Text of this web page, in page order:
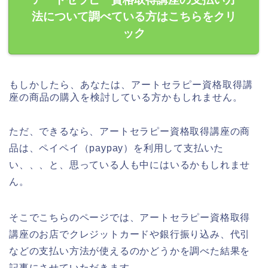
法について調べている方はこちらをクリ
ック
もしかしたら、あなたは、アートセラピー資格取得講
座の商品の購入を検討している方かもしれません。
ただ、できるなら、アートセラピー資格取得講座の商
品は、ペイペイ（paypay）を利用して支払いた
い、、、と、思っている人も中にはいるかもしれませ
ん。
そこでこちらのページでは、アートセラピー資格取得
講座のお店でクレジットカードや銀行振り込み、代引
などの支払い方法が使えるのかどうかを調べた結果を